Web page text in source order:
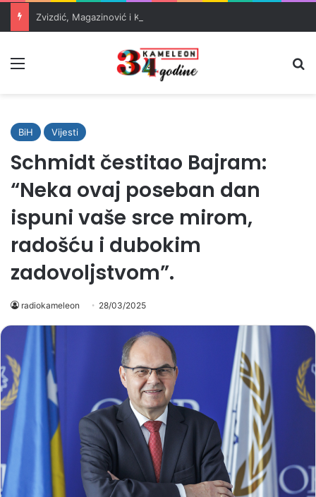
BiH Vijesti
Schmidt čestitao Bajram:
“Neka ovaj poseban dan
ispuni vaše srce mirom,
radošću i dubokim
zadovoljstvom”.
radiokameleon 28/03/2025